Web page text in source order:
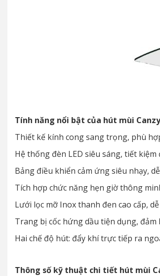
Tính năng nổi bật của hút mùi
Thiết kế kính cong sang trọng, phù
Hệ thống đèn LED siêu sáng, tiết
Bảng điều khiển cảm ứng siêu nhạy,
Tích hợp chức năng hẹn giờ thông
Lưới lọc mỡ Inox thanh đen cao cấp,
Trang bị cốc hứng dầu tiện dụng,
Hai chế độ hút: đẩy khí trực tiếp ra
Thông số kỹ thuật chi tiết hút mùi